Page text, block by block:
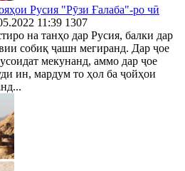
Русия "Рӯзи Ғалаба"-ро чӣ
11:39 1307
на танҳо дар Русия, балки дар
собиқ ҷашн мегиранд. Дар ҷое
мекунанд, аммо дар ҷое
ин, мардум то ҳол ба ҷойҳои